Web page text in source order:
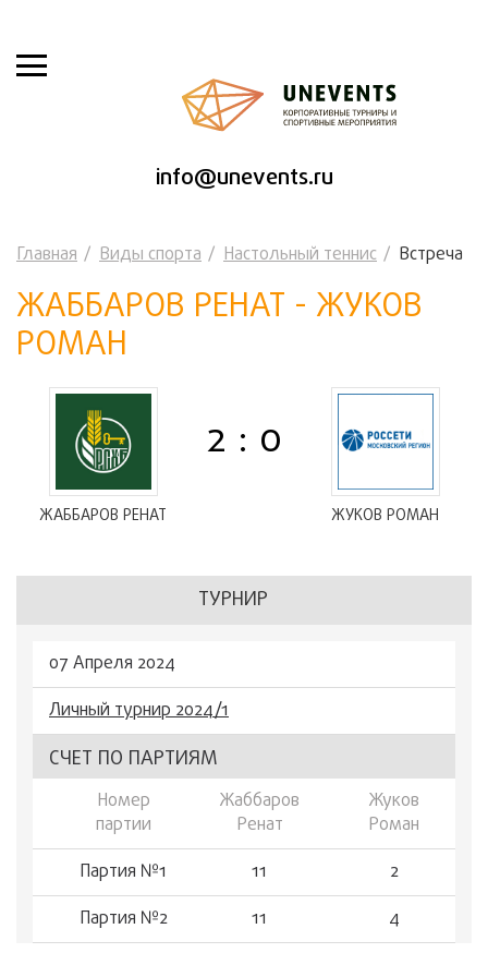
info@unevents.ru
Главная Виды спорта Настольный теннис Встреча
ЖАББАРОВ РЕНАТ - ЖУКОВ
РОМАН
ЖАББАРОВ РЕНАТ
2 : 0
ЖУКОВ РОМАН
ТУРНИР
07 Апреля 2024
Личный турнир 2024/1
СЧЕТ ПО ПАРТИЯМ
Номер
партии
Жаббаров
Ренат
Жуков
Роман
Партия №1
11
2
Партия №2
11 4